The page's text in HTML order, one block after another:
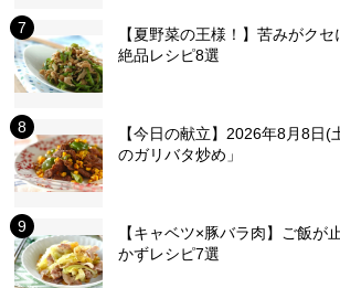
【夏野菜の王様！】苦みがク
絶品レシピ8選
【今日の献立】2026年8月8日(
のガリバタ炒め」
【キャベツ×豚バラ肉】ご飯が
かずレシピ7選